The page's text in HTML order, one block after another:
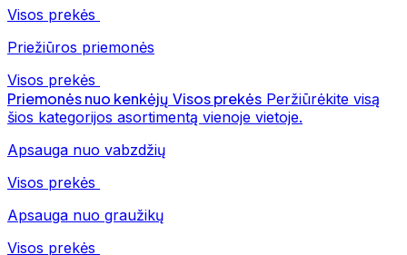
Visos prekės
Priežiūros priemonės
Visos prekės
Priemonės nuo kenkėjų Visos prekės Peržiūrėkite visą
šios kategorijos asortimentą vienoje vietoje.
Apsauga nuo vabzdžių
Visos prekės
Apsauga nuo graužikų
Visos prekės